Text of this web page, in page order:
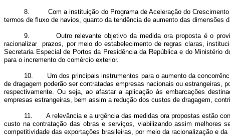
8. Com a instituição do Programa de Aceleração do Crescimento
termos de fluxo de navios, quanto da tendência de aumento das dimensões
9. Outro relevante objetivo da medida ora proposta é o
racionalizar prazos, por meio do estabelecimento de regras claras,
Secretaria Especial de Portos da Presidência da República e do Ministério
para o incremento do comércio exterior.
10. Um dos principais instrumentos para o aumento da
de dragagem poderão ser contratadas empresas nacionais ou estrangeiras,
respectivamente. Ou seja, ao afastar a aplicação às embarcações
empresas estrangeiras, bem assim a redução dos custos de dragagem,
11. A relevância e a urgência das medidas ora propostas estão
custo na contratação das obras e serviços, viabilizando assim melhores
competitividade das exportações brasileiras, por meio da racionalização e